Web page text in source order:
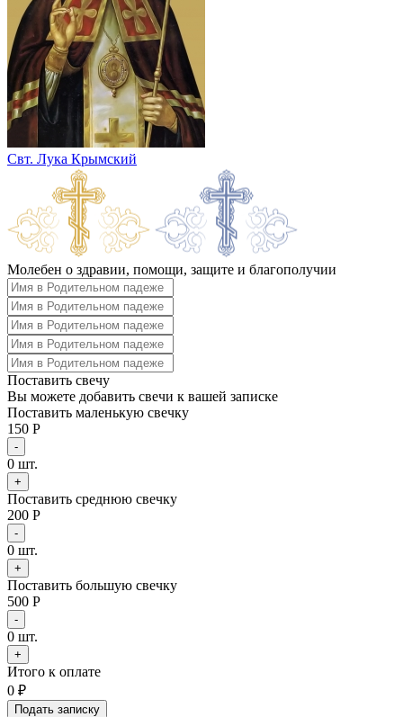
Свт. Лука Крымский
Молебен о здравии, помощи, защите и благополучии
Поставить свечу
Вы можете добавить свечи к вашей записке
Поставить маленькую свечку
150 Р
-
0 шт.
+
Поставить среднюю свечку
200 Р
-
0 шт.
+
Поставить большую свечку
500 Р
-
0 шт.
+
Итого к оплате
0 ₽
Подать записку